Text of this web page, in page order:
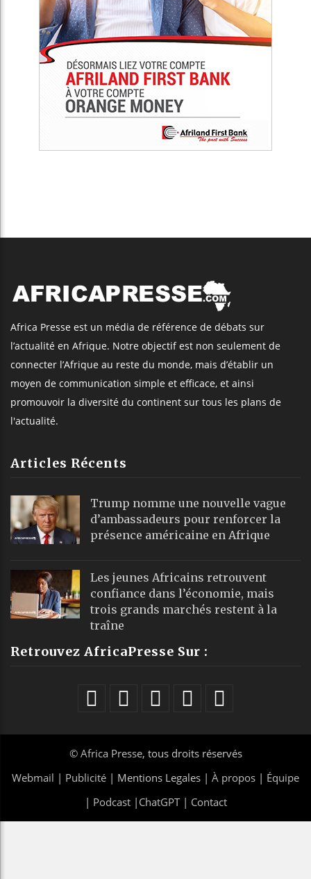
Africa Presse est un média de référence de débats sur
l’actualité en Afrique. Notre objectif est non seulement de
connecter l’Afrique au reste du monde, mais d’établir un
moyen de communication simple et efficace, et ainsi
promouvoir la diversité du continent sur tous les plans de
l'actualité.
Articles Récents
Trump nomme une nouvelle vague
d’ambassadeurs pour renforcer la
présence américaine en Afrique
Les jeunes Africains retrouvent
confiance dans l’économie, mais
trois grands marchés restent à la
traîne
Retrouvez AfricaPresse Sur :
© Africa Presse, tous droits réservés
Webmail | Publicité | Mentions Legales | À propos | Équipe
| Podcast| ChatGPT| Contact